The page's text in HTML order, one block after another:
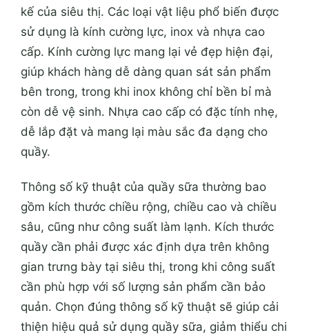
kế của siêu thị. Các loại vật liệu phổ biến được
sử dụng là kính cường lực, inox và nhựa cao
cấp. Kính cường lực mang lại vẻ đẹp hiện đại,
giúp khách hàng dễ dàng quan sát sản phẩm
bên trong, trong khi inox không chỉ bền bỉ mà
còn dễ vệ sinh. Nhựa cao cấp có đặc tính nhẹ,
dễ lắp đặt và mang lại màu sắc đa dạng cho
quầy.
Thông số kỹ thuật của quầy sữa thường bao
gồm kích thước chiều rộng, chiều cao và chiều
sâu, cũng như công suất làm lạnh. Kích thước
quầy cần phải được xác định dựa trên không
gian trưng bày tại siêu thị, trong khi công suất
cần phù hợp với số lượng sản phẩm cần bảo
quản. Chọn đúng thông số kỹ thuật sẽ giúp cải
thiện hiệu quả sử dụng quầy sữa, giảm thiểu chi